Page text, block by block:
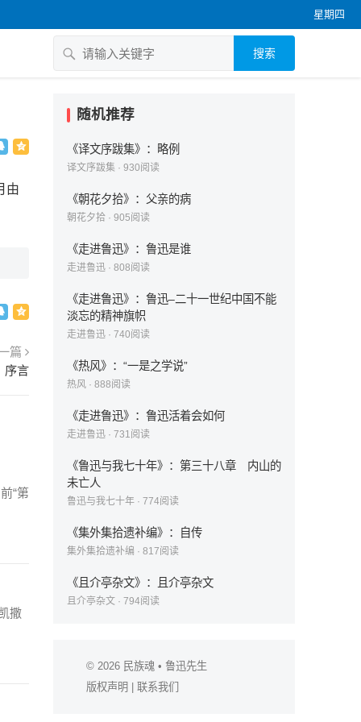
星期四
搜索
由
篇
序言
“第
撒
随机推荐
《译文序跋集》：略例
译文序跋集 · 930阅读
《朝花夕拾》：父亲的病
朝花夕拾 · 905阅读
《走进鲁迅》：鲁迅是谁
走进鲁迅 · 808阅读
《走进鲁迅》：鲁迅–二十一世纪中国不能
淡忘的精神旗帜
走进鲁迅 · 740阅读
《热风》：“一是之学说”
热风 · 888阅读
《走进鲁迅》：鲁迅活着会如何
走进鲁迅 · 731阅读
《鲁迅与我七十年》：第三十八章 内山的
未亡人
鲁迅与我七十年 · 774阅读
《集外集拾遗补编》：自传
集外集拾遗补编 · 817阅读
《且介亭杂文》：且介亭杂文
且介亭杂文 · 794阅读
© 2026 民族魂 • 鲁迅先生
版权声明
联系我们